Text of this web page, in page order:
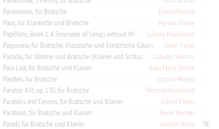
Pantomime, für Bratsche
Elena Petrová
Paos, für Klarinette und Bratsche
Myriam Marbe
Papillons, Book 1. A Serenade of Songs without Words, für Flöte, Bratsche und Harfe
Sydney Hodkinson
Paqueana, für Bratsche, Klassische und Elektrische Gitarre
Javier Farias
Paródia, für Stimme und Bratsche (Klavier und Schlagzeug ad lib.)
Cláudio Santoro
Para Lisa, für Bratsche und Klavier
Juan María Solare
Parabel, für Bratsche
Zbynek Mateju
Parable XVI, op. 130, für Bratsche
Vincent Persichetti
Parables and Canons, für Bratsche und Klavier
Alfred Fisher
Parabole, für Bratsche und Klavier
René Bernier
Paradi, für Bratsche und Klavier
Gordon Kerry